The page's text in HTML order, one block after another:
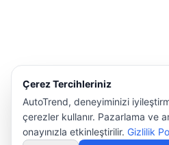
Çerez Tercihleriniz
AutoTrend, deneyiminizi
çerezler kullanır. Pazarlama ve
onayınızla etkinleştirilir. Gizlilik